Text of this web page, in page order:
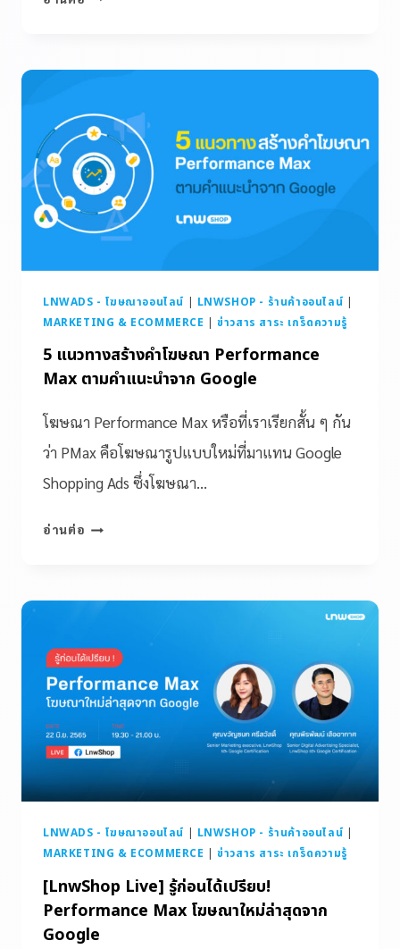
LNWADS - โฆษณาออนไลน์ | LNWSHOP - ร้านค้าออนไลน์ |
MARKETING & ECOMMERCE |ข่าวสาร สาระ เกร็ดความรู้
5 แนวทางสร้างคำโฆษณา Performance
Max ตามคำแนะนำจาก Google
โฆษณา Performance Max หรือที่เราเรียกสั้น ๆ กัน
ว่า PMax คือโฆษณารูปแบบใหม่ที่มาแทน Google
Shopping Ads ซึ่งโฆษณา…
อ่านต่อ
LNWADS - โฆษณาออนไลน์ LNWSHOP - ร้านค้าออนไลน์
MARKETING & ECOMMERCE |ข่าวสาร สาระ เกร็ดความรู้
[LnwShop Live] รู้ก่อนได้เปรียบ!
Performance Max โฆษณาใหม่ล่าสุดจาก
Google